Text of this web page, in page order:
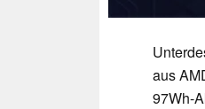
aus
97Wh-